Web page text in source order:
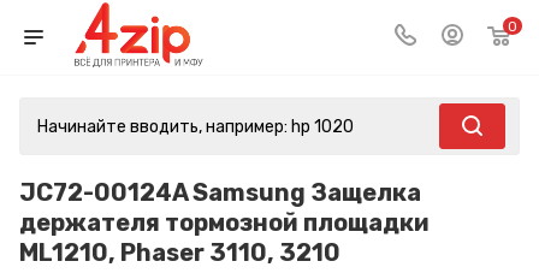
0
JC72-00124A Samsung Защелка
держателя тормозной площадки
ML1210, Phaser 3110, 3210